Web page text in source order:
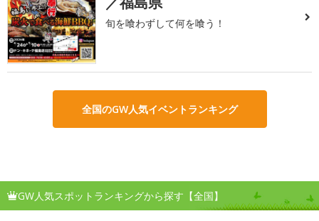
旬を喰わずして何を喰う！
全国のGW人気イベントランキング
GW人気スポットランキングから探す【全国】